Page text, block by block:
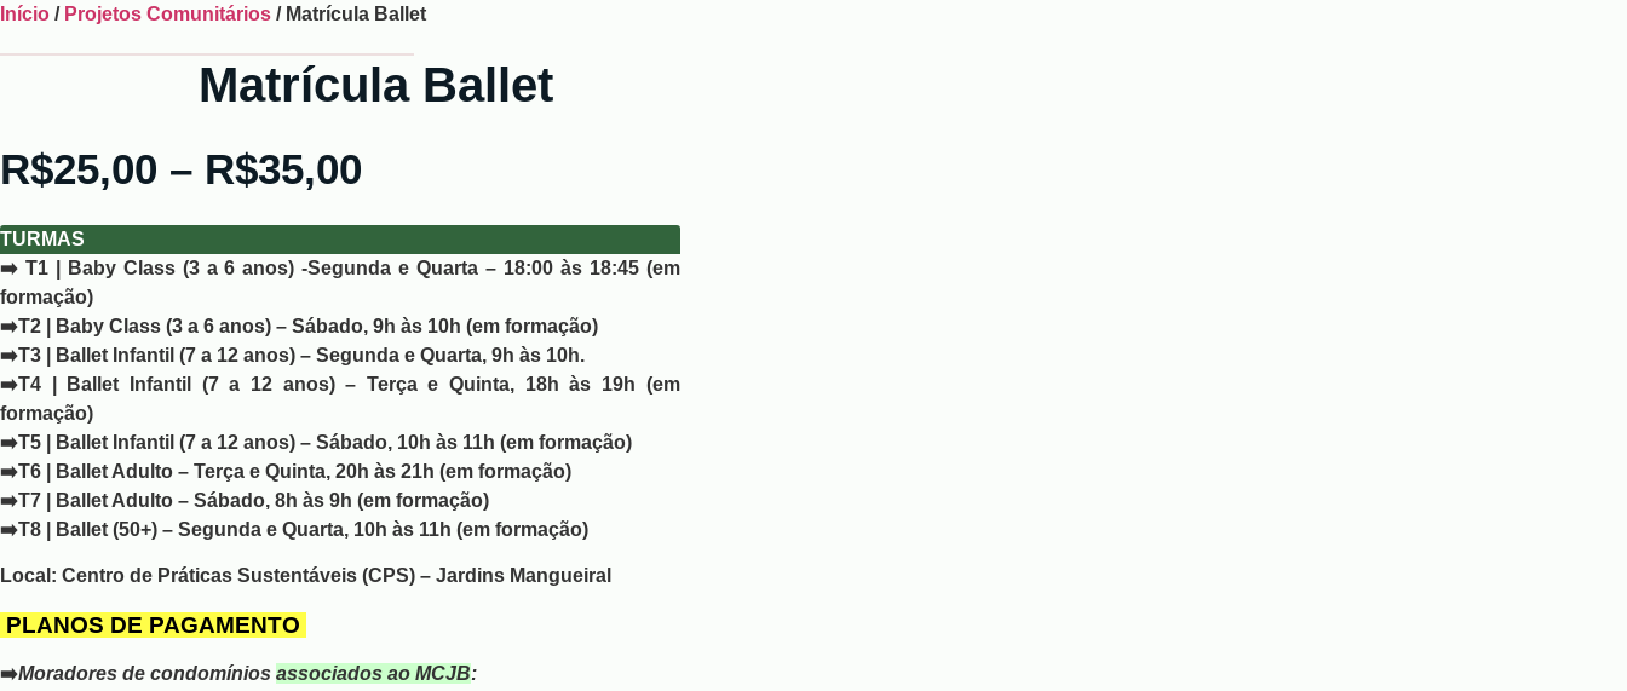
IrInício / Projetos Comunitários / Matrícula Ballet
Matrícula Ballet
R$25,00 – R$35,00
range:
R$25,00
through
TURMAS
➡️ T1 | Baby Class (3 a 6 anos) -Segunda e Quarta – 18:00 às 18:45 (em
formação)
➡️T2 | Baby Class (3 a 6 anos) – Sábado, 9h às 10h (em formação)
➡️T3 | Ballet Infantil (7 a 12 anos) – Segunda e Quarta, 9h às 10h.
➡️T4 | Ballet Infantil (7 a 12 anos) – Terça e Quinta, 18h às 19h (em
formação)
➡️T5 | Ballet Infantil (7 a 12 anos) – Sábado, 10h às 11h (em formação)
➡️T6 | Ballet Adulto – Terça e Quinta, 20h às 21h (em formação)
➡️T7 | Ballet Adulto – Sábado, 8h às 9h (em formação)
➡️T8 | Ballet (50+) – Segunda e Quarta, 10h às 11h (em formação)
Local: Centro de Práticas Sustentáveis (CPS) – Jardins Mangueiral
PLANOS DE PAGAMENTO
➡️Moradores de condomínios associados ao MCJB: